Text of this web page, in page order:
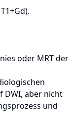
oder MRT der
DWI, aber nicht
und